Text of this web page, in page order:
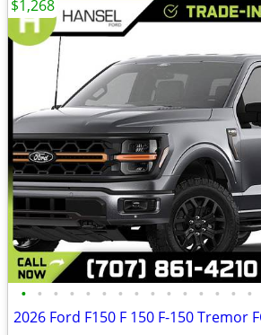
• • • • • • • • • • • • • • •
$1,268